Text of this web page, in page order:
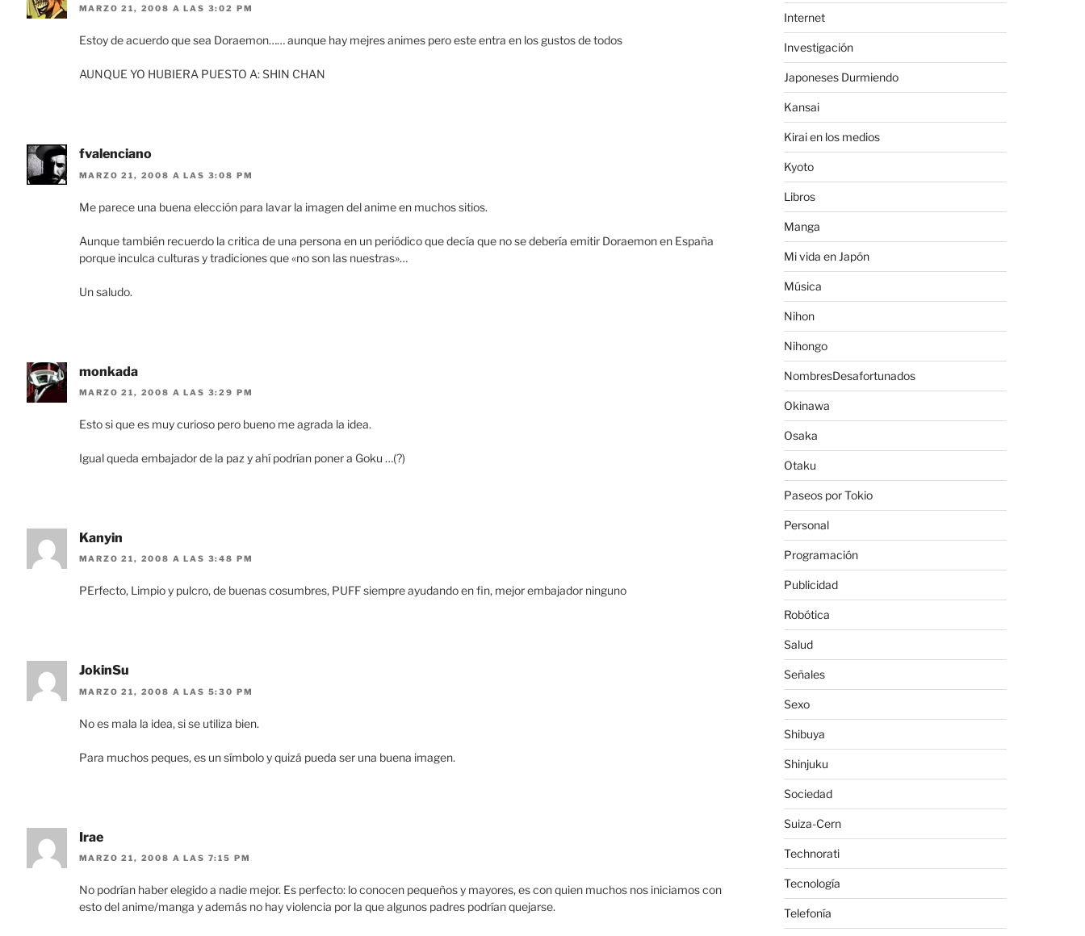
MARZO 21, 2008 A LAS 3:02 PM
Estoy de acuerdo que sea Doraemon…… aunque hay mejres animes pero este entra en los gustos de todos
AUNQUE YO HUBIERA PUESTO A: SHIN CHAN
fvalenciano
MARZO 21, 2008 A LAS 3:08 PM
Me parece una buena elección para lavar la imagen del anime en muchos sitios.
Aunque también recuerdo la critica de una persona en un periódico que decía que no se debería emitir Doraemon en España
porque inculca culturas y tradiciones que «no son las nuestras»…
Un saludo.
monkada
MARZO 21, 2008 A LAS 3:29 PM
Esto si que es muy curioso pero bueno me agrada la idea.
Igual queda embajador de la paz y ahí podrían poner a Goku …(?)
Kanyin
MARZO 21, 2008 A LAS 3:48 PM
PErfecto, Limpio y pulcro, de buenas cosumbres, PUFF siempre ayudando en fin, mejor embajador ninguno
JokinSu
MARZO 21, 2008 A LAS 5:30 PM
No es mala la idea, si se utiliza bien.
Para muchos peques, es un símbolo y quizá pueda ser una buena imagen.
Irae
MARZO 21, 2008 A LAS 7:15 PM
No podrían haber elegido a nadie mejor. Es perfecto: lo conocen pequeños y mayores, es con quien muchos nos iniciamos con
esto del anime/manga y además no hay violencia por la que algunos padres podrían quejarse.
Internet
Investigación
Japoneses Durmiendo
Kansai
Kirai en los medios
Kyoto
Libros
Manga
Mi vida en Japón
Música
Nihon
Nihongo
NombresDesafortunados
Okinawa
Osaka
Otaku
Paseos por Tokio
Personal
Programación
Publicidad
Robótica
Salud
Señales
Sexo
Shibuya
Shinjuku
Sociedad
Suiza-Cern
Technorati
Tecnología
Telefonía